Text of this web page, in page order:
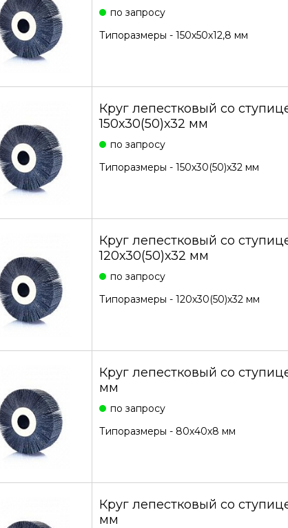
по запросу
Типоразмеры - 150х50х12,8 мм
Круг лепестковый со
150х30(50)х32 мм
по запросу
Типоразмеры - 150х30(50)х32 мм
Круг лепестковый со
120х30(50)х32 мм
по запросу
Типоразмеры - 120х30(50)х32 мм
Круг лепестковый со
мм
по запросу
Типоразмеры - 80х40х8 мм
Круг лепестковый со
мм